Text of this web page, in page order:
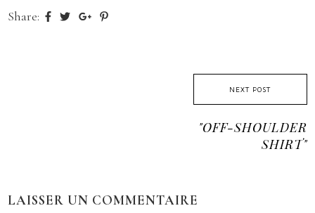
Share:
NEXT POST
"OFF-SHOULDER
SHIRT"
LAISSER UN COMMENTAIRE